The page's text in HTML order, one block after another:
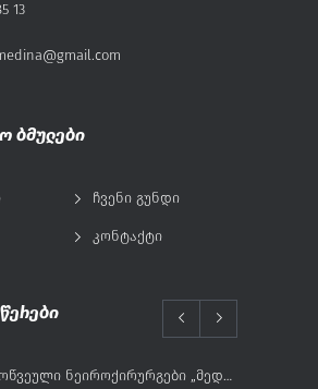
13
ბმულები
ჩვენი გუნდი
კონტაქტი
12 ივნისი – მოწვეული ნეიროქირურგები „მედინაში“